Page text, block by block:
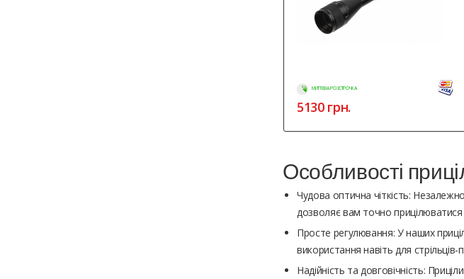
МИТТЄВА РОЗСТРОЧКА
5130грн.
Особливості
Чудова оптична чіткість:
дозволяє вам точно
Просте регулювання: У наших
використання навіть для стрільців-
Надійність та довговічність: